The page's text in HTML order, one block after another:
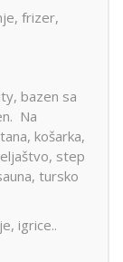
frizer,
bazen sa
Na
košarka,
step
tursko
igrice..